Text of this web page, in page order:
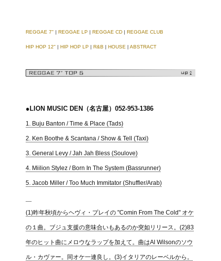
REGGAE 7"| REGGAE LP| REGGAE CD| REGGAE CLUB
HIP HOP 12"| HIP HOP LP| R&B | HOUSE | ABSTRACT
●LION MUSIC DEN（名古屋）052-953-1386
1. Buju Banton / Time & Place (Tads)
2. Ken Boothe & Scantana / Show & Tell (Taxi)
3. General Levy / Jah Jah Bless (Soulove)
4. Miilion Stylez / Born In The System (Bassrunner)
5. Jacob Miller / Too Much Immitator (Shuffler/Arab)
(1)昨年秋頃からヘヴィ・プレイの "Comin From The Cold" オケ
の１曲。ブジュ支援の意味合いもあるのか突如リリース。(2)83
年のヒット曲にメロウなラップを加えて。曲はAl Wilsonのソウ
ル・カヴァー。同オケ一連良し。(3)イタリアのレーベルから。